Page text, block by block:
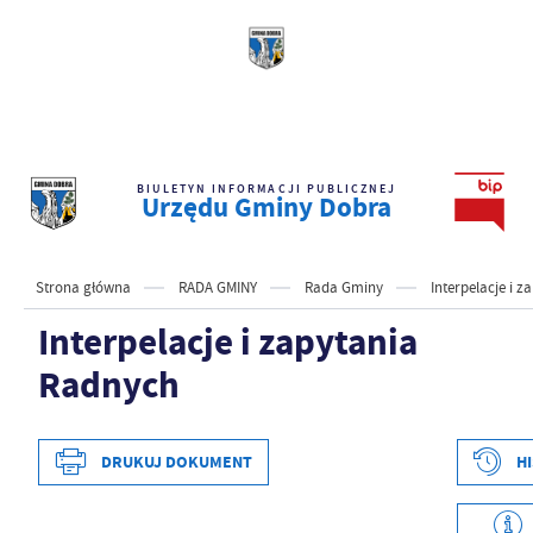
BIULETYN INFORMACJI PUBLICZNEJ
Urzędu Gminy Dobra
Strona główna RADA GMINY Rada Gminy Interpelacje i
Interpelacje i zapytania
Radnych
DRUKUJ DOKUMENT